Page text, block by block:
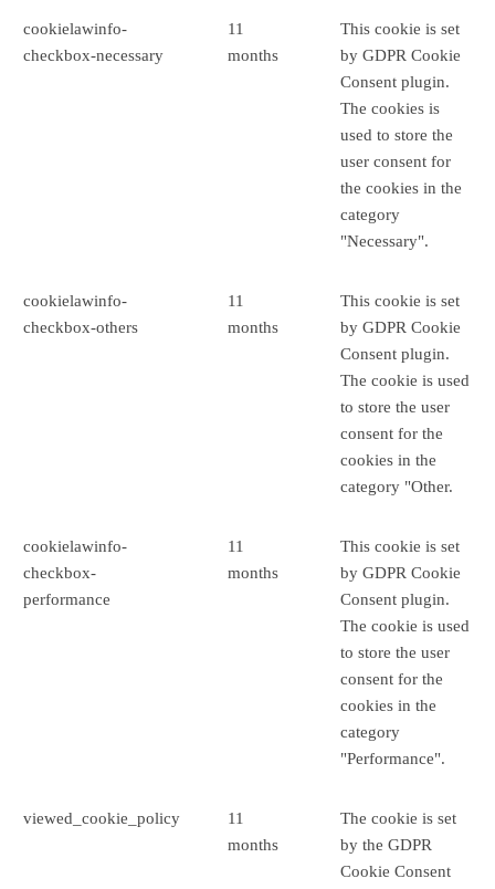
cookielawinfo-
checkbox-necessary
11
months
This cookie is set
by GDPR Cookie
Consent plugin.
The cookies is
used to store the
user consent for
the cookies in the
category
"Necessary".
cookielawinfo-
checkbox-others
11
months
This cookie is set
by GDPR Cookie
Consent plugin.
The cookie is used
to store the user
consent for the
cookies in the
category "Other.
cookielawinfo-
checkbox-
performance
11
months
This cookie is set
by GDPR Cookie
Consent plugin.
The cookie is used
to store the user
consent for the
cookies in the
category
"Performance".
viewed_cookie_policy
11
months
The cookie is set
by the GDPR
Cookie Consent